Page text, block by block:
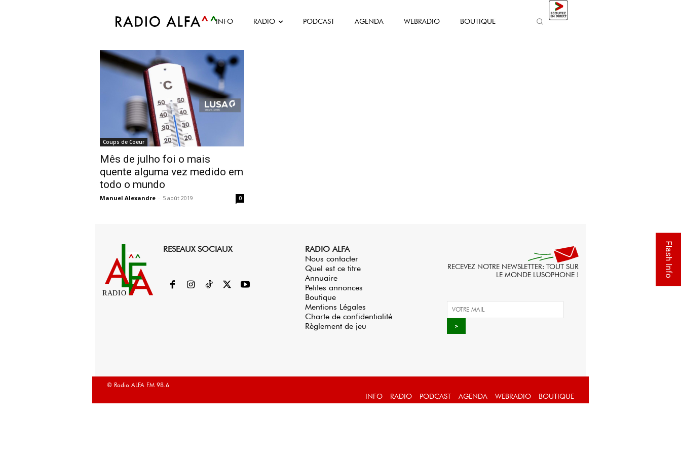
INFO RADIO PODCAST AGENDA WEBRADIO BOUTIQUE
Accueil Tags Temperaturas
Tag: Temperaturas
Coups de Coeur
Mês de julho foi o mais
quente alguma vez medido em
todo o mundo
Manuel Alexandre - 5 août 2019 0
RADIO
RESEAUX SOCIAUX
RADIO ALFA
Nous contacter
Quel est ce titre
Annuaire
Petites annonces
Boutique
Mentions Légales
Charte de confidentialité
Règlement de jeu
RECEVEZ NOTRE NEWSLETTER: TOUT SUR
LE MONDE LUSOPHONE !
© Radio ALFA FM 98.6
INFO RADIO PODCAST AGENDA WEBRADIO BOUTIQUE
Flash Info